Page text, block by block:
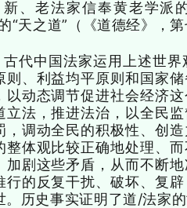
新、老法家信奉黄老学派
“天之道”（《道德经》，
古代中国法家运用上述世
则、利益均平原则和国家
以动态调节促进社会经济
立法，推进法治，以全民
，调动全民的积极性、创
整体观比较正确地处理、
加剧这些矛盾，从而不断
行的反复干扰、破坏、复
。历史事实证明了道/法家